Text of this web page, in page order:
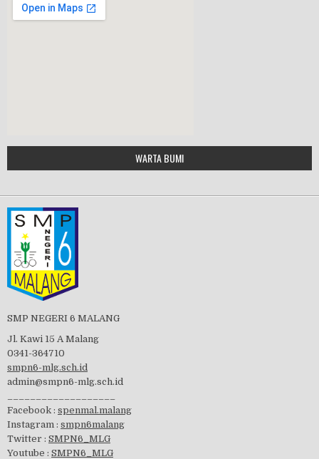
HALAL BIHALAL
Tes Matrikulasi 2019
visitasi PPK 2019
Google Maps Generator by
embedgooglemap.net
WARTA BUMI
SMP NEGERI 6 MALANG
Jl. Kawi 15 A Malang
0341-364710
smpn6-mlg.sch.id
admin@smpn6-mlg.sch.id
Facebook : spenmal.malang
Instagram : smpn6malang
Twitter : SMPN6_MLG
Youtube : SMPN6_MLG